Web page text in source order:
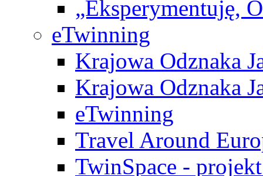
„Eksperymentuję,
eTwinning
Krajowa Odznaka
Krajowa Odznaka
eTwinning
Travel Around
TwinSpace -